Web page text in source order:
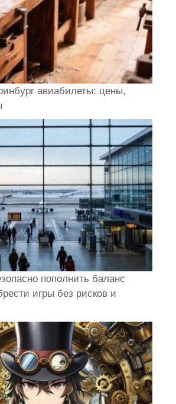
авиабилеты: цены,
пополнить баланс
игры без рисков и